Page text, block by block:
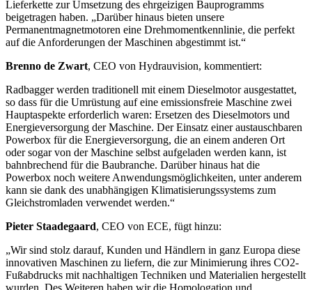
Lieferkette zur Umsetzung des ehrgeizigen Bauprogramms
beigetragen haben. „Darüber hinaus bieten unsere
Permanentmagnetmotoren eine Drehmomentkennlinie, die perfekt
auf die Anforderungen der Maschinen abgestimmt ist.“
Brenno de Zwart, CEO von Hydrauvision, kommentiert:
Radbagger werden traditionell mit einem Dieselmotor ausgestattet,
so dass für die Umrüstung auf eine emissionsfreie Maschine zwei
Hauptaspekte erforderlich waren: Ersetzen des Dieselmotors und
Energieversorgung der Maschine. Der Einsatz einer austauschbaren
Powerbox für die Energieversorgung, die an einem anderen Ort
oder sogar von der Maschine selbst aufgeladen werden kann, ist
bahnbrechend für die Baubranche. Darüber hinaus hat die
Powerbox noch weitere Anwendungsmöglichkeiten, unter anderem
kann sie dank des unabhängigen Klimatisierungssystems zum
Gleichstromladen verwendet werden.“
Pieter Staadegaard, CEO von ECE, fügt hinzu:
„Wir sind stolz darauf, Kunden und Händlern in ganz Europa diese
innovativen Maschinen zu liefern, die zur Minimierung ihres CO2-
Fußabdrucks mit nachhaltigen Techniken und Materialien hergestellt